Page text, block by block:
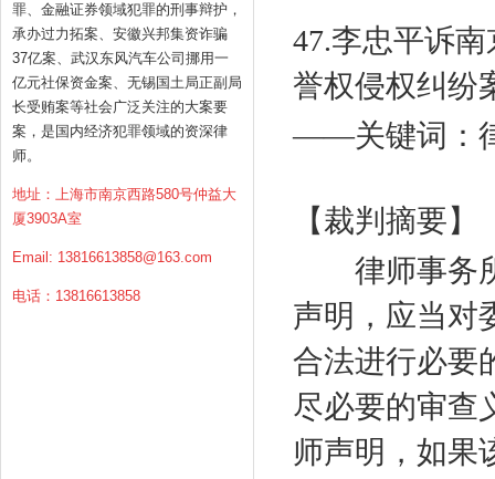
罪、金融证券领域犯罪的刑事辩护，
承办过力拓案、安徽兴邦集资诈骗
37亿案、武汉东风汽车公司挪用一
亿元社保资金案、无锡国土局正副局
长受贿案等社会广泛关注的大案要
案，是国内经济犯罪领域的资深律
师。
地址：上海市南京西路580号仲益大
厦3903A室
Email: 13816613858@163.com
电话：13816613858
47.李忠平诉
誉权侵权纠纷
——关键词：
【裁判摘要】
律师事务所
声明，应当对
合法进行必要
尽必要的审查
师声明，如果